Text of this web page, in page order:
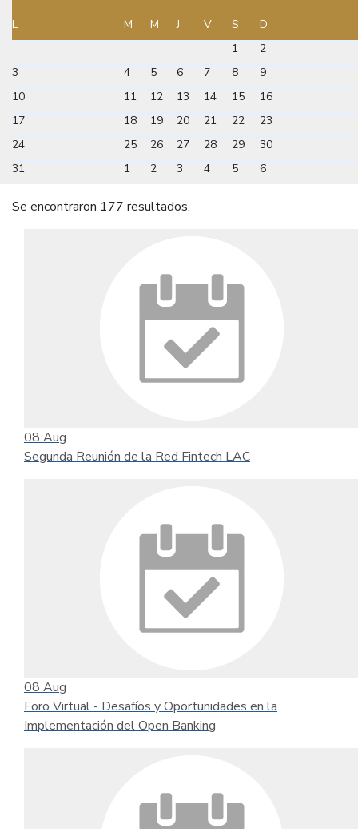
L M M J V S
D
1
2
3
4 5 6 7 8
9
10
11 12 13 14 15
16
17
18 19 20 21 22
23
24
25 26 27 28 29
30
31
1 2 3 4 5 6
Se encontraron 177 resultados.
08 Aug
Segunda Reunión de la Red Fintech LAC
08 Aug
Foro Virtual - Desafíos y Oportunidades en la
Implementación del Open Banking